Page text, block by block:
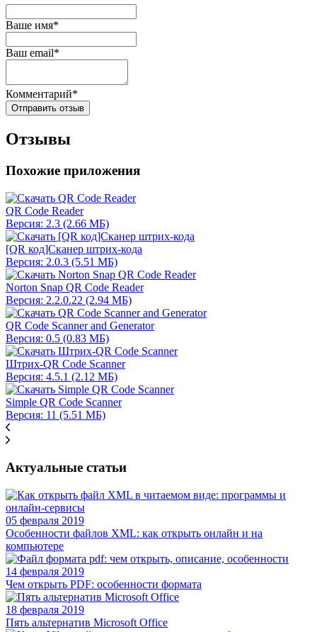
Ваше имя*
Ваш email*
Комментарий*
Отправить отзыв
Отзывы
Похожие приложения
QR Code Reader
Версия: 2.3 (2.66 МБ)
[QR код]Сканер штрих-кода
Версия: 2.0.3 (5.51 МБ)
Norton Snap QR Code Reader
Версия: 2.2.0.22 (2.94 МБ)
QR Code Scanner and Generator
Версия: 0.5 (0.83 МБ)
Штрих-QR Code Scanner
Версия: 4.5.1 (2.12 МБ)
Simple QR Code Scanner
Версия: 11 (5.51 МБ)
Актуальные статьи
05 февраля 2019
Особенности файлов XML: как открыть онлайн и на
компьютере
14 февраля 2019
Чем открыть PDF: особенности формата
18 февраля 2019
Пять альтернатив Microsoft Office